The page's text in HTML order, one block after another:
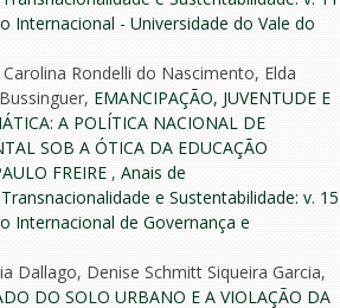
Internacional - Universidade do Vale do
Rondelli do Nascimento, Elda
EMANCIPAÇÃO, JUVENTUDE E
A POLÍTICA NACIONAL DE
SOB A ÓTICA DA EDUCAÇÃO
FREIRE , Anais de
e Sustentabilidade: v. 15
Internacional de Governança e
Dallago, Denise Schmitt Siqueira Garcia,
DO SOLO URBANO E A VIOLAÇÃO DA